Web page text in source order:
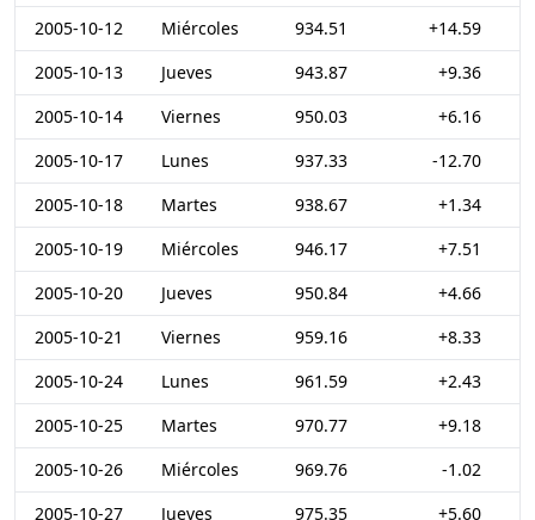
2005-10-12
Miércoles 934.51
+14.59
2005-10-13
Jueves 943.87
+9.36
2005-10-14
Viernes 950.03
+6.16
2005-10-17
Lunes 937.33
-12.70
2005-10-18
Martes 938.67
+1.34
2005-10-19
Miércoles 946.17
+7.51
2005-10-20
Jueves 950.84
+4.66
2005-10-21
Viernes 959.16
+8.33
2005-10-24
Lunes 961.59
+2.43
2005-10-25
Martes 970.77
+9.18
2005-10-26
Miércoles 969.76
-1.02
2005-10-27
Jueves 975.35
+5.60